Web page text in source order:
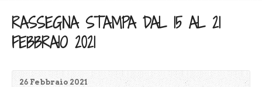
RASSEGNA STAMPA DAL 15 AL 21
FEBBRAIO 2021
26 Febbraio 2021